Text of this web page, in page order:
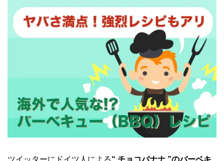
ツイッターにドイツ人による“ チョコバナナ ”のバーベキ